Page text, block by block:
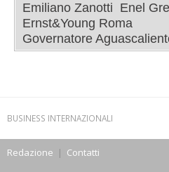
Emiliano Zanotti Enel
Ernst&Young Roma
Governatore
BUSINESS INTERNAZIONALI
Redazione | Contatti